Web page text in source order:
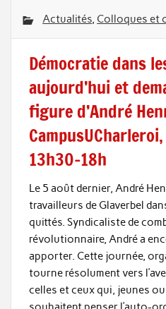
Actualités Colloques et
Démocratie dans
aujourd’hui et
figure d’André
13h30-18h
Le 5 août dernier, André
travailleurs de Glaverbel
quittés. Syndicaliste de
révolutionnaire, André a
apporter. Cette journée,
tourne résolument vers
celles et ceux qui, jeunes